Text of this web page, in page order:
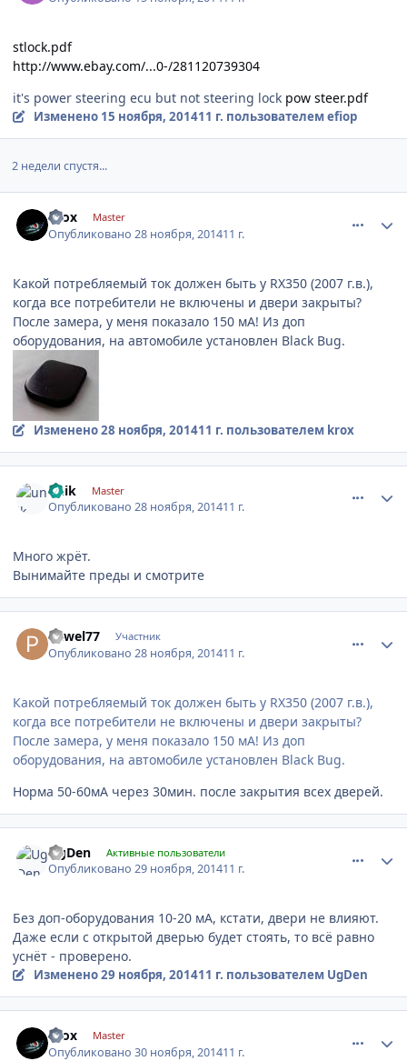
stlock.pdf
http://www.ebay.com/...0-/281120739304
it's power steering ecu but not steering lock pow steer.pdf
Изменено 15 ноября, 201411 г. пользователем efiop
2 недели спустя...
krox Master
Опубликовано28 ноября, 201411 г.
Какой потребляемый ток должен быть у RX350 (2007 г.в.),
когда все потребители не включены и двери закрыты?
После замера, у меня показало 150 мА! Из доп
оборудования, на автомобиле установлен Black Bug.
Изменено28 ноября, 201411 г. пользователем krox
unik Master
Опубликовано28 ноября, 201411 г.
Много жрёт.
Вынимайте преды и смотрите
Pawel77 Участник
Опубликовано28 ноября, 201411 г.
Какой потребляемый ток должен быть у RX350 (2007 г.в.),
когда все потребители не включены и двери закрыты?
После замера, у меня показало 150 мА! Из доп
оборудования, на автомобиле установлен Black Bug.
Норма 50-60мА через 30мин. после закрытия всех дверей.
UgDen Активные пользователи
Опубликовано29 ноября, 201411 г.
Без доп-оборудования 10-20 мА, кстати, двери не влияют.
Даже если с открытой дверью будет стоять, то всё равно
уснёт - проверено.
Изменено29 ноября, 201411 г. пользователем UgDen
krox Master
Опубликовано30 ноября, 201411 г.